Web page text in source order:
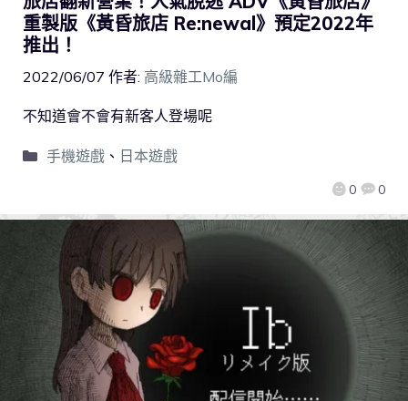
重製版《黃昏旅店 Re:newal》預定2022年
推出！
2022/06/07 作者: 高級雜工Mo編
0 0
不知道會不會有新客人登場呢
手機遊戲、 日本遊戲